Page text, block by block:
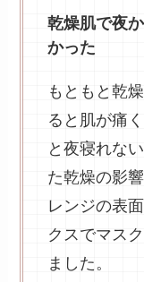
乾燥肌で夜
かった
もともと乾
ると肌が痛
と夜寝れな
た乾燥の影
レンジの表
クスでマス
ました。